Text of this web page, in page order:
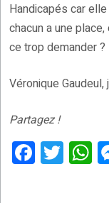
Handicapés car
chacun a une
ce trop demander ?
Véronique Gaudeul,
Partagez !
F
a
T
wi h